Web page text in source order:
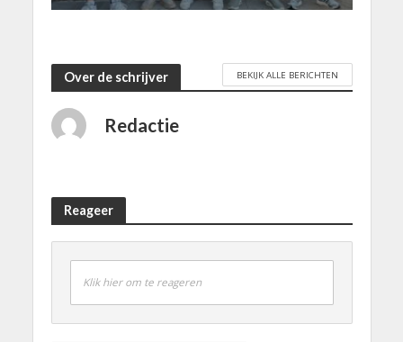
Over de schrijver BEKIJK ALLE BERICHTEN
Redactie
Reageer
Klik hier om te reageren